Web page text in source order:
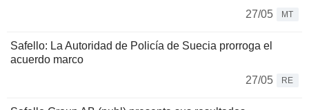
27/05
MT
Safello: La Autoridad de Policía de Suecia prorroga el
acuerdo marco
27/05
RE